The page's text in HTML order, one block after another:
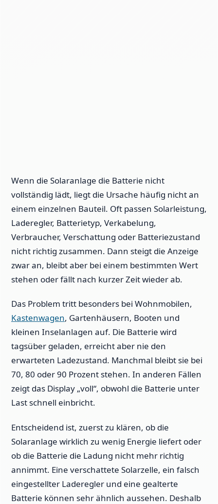
Wenn die Solaranlage die Batterie nicht
vollständig lädt, liegt die Ursache häufig nicht an
einem einzelnen Bauteil. Oft passen Solarleistung,
Laderegler, Batterietyp, Verkabelung,
Verbraucher, Verschattung oder Batteriezustand
nicht richtig zusammen. Dann steigt die Anzeige
zwar an, bleibt aber bei einem bestimmten Wert
stehen oder fällt nach kurzer Zeit wieder ab.
Das Problem tritt besonders bei Wohnmobilen,
Kastenwagen, Gartenhäusern, Booten und
kleinen Inselanlagen auf. Die Batterie wird
tagsüber geladen, erreicht aber nie den
erwarteten Ladezustand. Manchmal bleibt sie bei
70, 80 oder 90 Prozent stehen. In anderen Fällen
zeigt das Display „voll“, obwohl die Batterie unter
Last schnell einbricht.
Entscheidend ist, zuerst zu klären, ob die
Solaranlage wirklich zu wenig Energie liefert oder
ob die Batterie die Ladung nicht mehr richtig
annimmt. Eine verschattete Solarzelle, ein falsch
eingestellter Laderegler und eine gealterte
Batterie können sehr ähnlich aussehen. Deshalb